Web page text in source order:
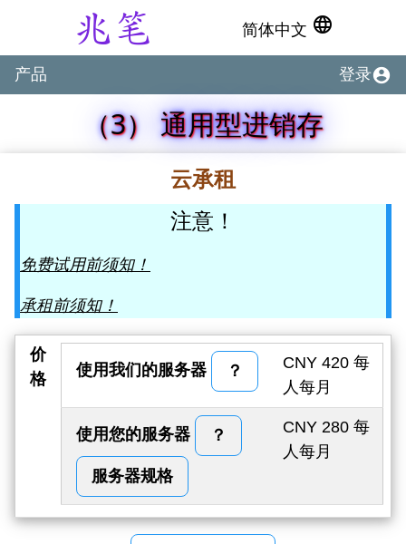
简体中文 language
产品 登录account_circle
（3） 通用型进销存
云承租
注意！
免费试用前须知！
承租前须知！
价
格
使用我们的服务器 ？
CNY 420 每
人每月
使用您的服务器 ？
服务器规格
CNY 280 每
人每月